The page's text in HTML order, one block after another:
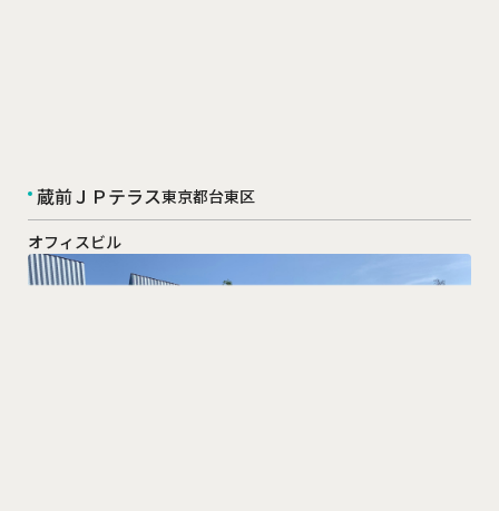
蔵前ＪＰテラス東京都台東区
オフィスビル